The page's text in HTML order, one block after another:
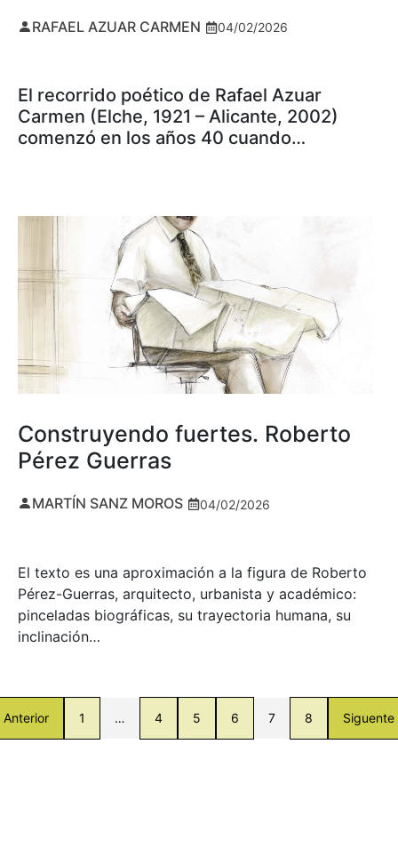
RAFAEL AZUAR CARMEN 04/02/2026
El recorrido poético de Rafael Azuar
Carmen (Elche, 1921 – Alicante, 2002)
comenzó en los años 40 cuando…
Construyendo fuertes. Roberto
Pérez Guerras
MARTÍN SANZ MOROS 04/02/2026
El texto es una aproximación a la figura de Roberto
Pérez-Guerras, arquitecto, urbanista y académico:
pinceladas biográficas, su trayectoria humana, su
inclinación…
Anterior 1 … 4 5 6 7 8 Siguente